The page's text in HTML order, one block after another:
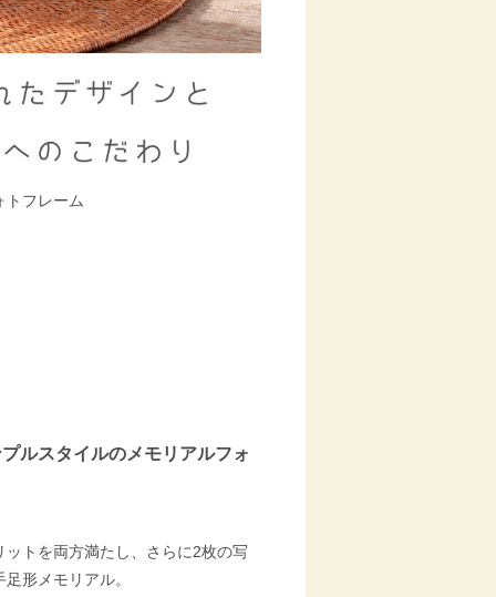
フレーム
ルスタイルのメモリアルフォ
トを両方満たし、さらに2枚の写
形メモリアル。